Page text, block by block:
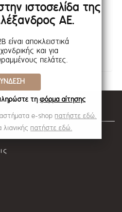
Α.Ε.
ιστοσελίδα της
ΑΕ.
e-shop πατήστε εδώ.
είναι αποκλειστικά
και για
πελάτες.
τη φόρμα αίτησης
πατήστε εδώ.